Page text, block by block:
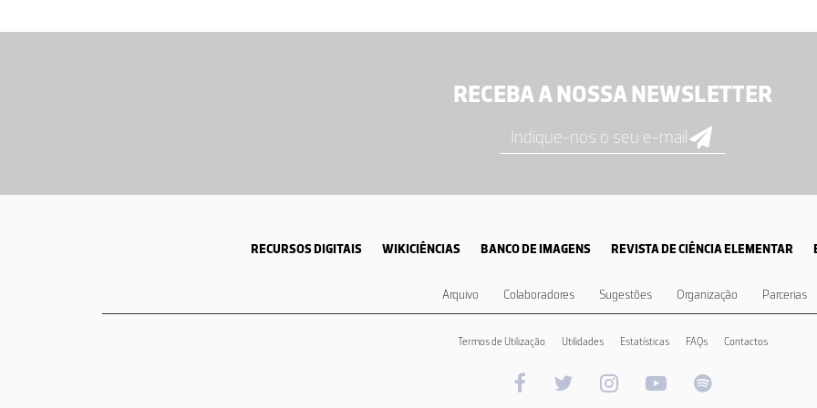
RECEBA A NOSSA NEWSLETTER
RECURSOS DIGITAIS WIKICIÊNCIAS BANCO DE IMAGENS REVISTA DE CIÊNCIA ELEMENTAR
Arquivo Colaboradores Sugestões Organização Parcerias
Termos de Utilização Utilidades Estatísticas FAQs Contactos